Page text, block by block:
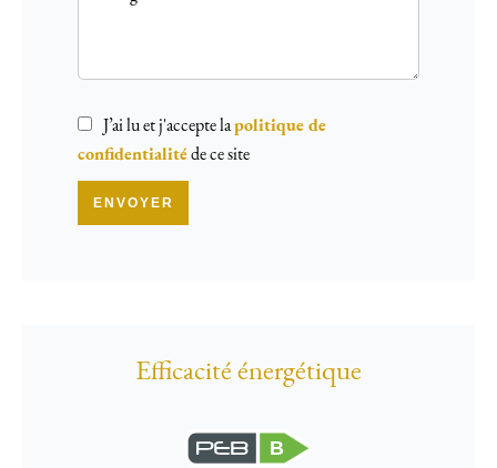
J’ai lu et j'accepte lapolitique de
confidentialitéde ce site
ENVOYER
Efficacité énergétique
B